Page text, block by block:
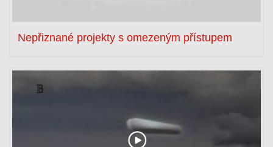
Nepřiznané projekty s omezeným přístupem